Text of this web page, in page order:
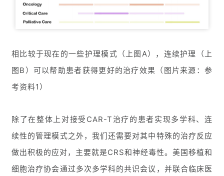
相比较于现在的一些护理模式（上图A），连续护理（上
图B）可以帮助患者获得更好的治疗效果（图片来源：参
考资料1）
除了在整体上对接受CAR-T治疗的患者实现多学科、连
续性的管理模式之外，我们还需要对其中特殊的治疗反应
做出积极的应对，主要就是CRS和神经毒性。美国移植和
细胞治疗协会通过多次多学科的共识会议，并联合临床医